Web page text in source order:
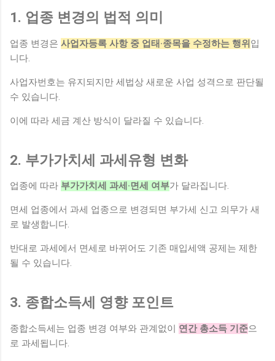
1. 업종 변경의 법적 의미
업종 변경은 사업자등록 사항 중 업태·종목을 수정하는 행위 입
니다.
사업자번호는 유지되지만 세법상 새로운 사업 성격으로 판단될
수 있습니다.
이에 따라 세금 계산 방식이 달라질 수 있습니다.
2. 부가가치세 과세유형 변화
업종에 따라 부가가치세 과세·면세 여부가 달라집니다.
면세 업종에서 과세 업종으로 변경되면 부가세 신고 의무가 새
로 발생합니다.
반대로 과세에서 면세로 바뀌어도 기존 매입세액 공제는 제한
될 수 있습니다.
3. 종합소득세 영향 포인트
종합소득세는 업종 변경 여부와 관계없이 연간 총소득 기준으
로 과세됩니다.